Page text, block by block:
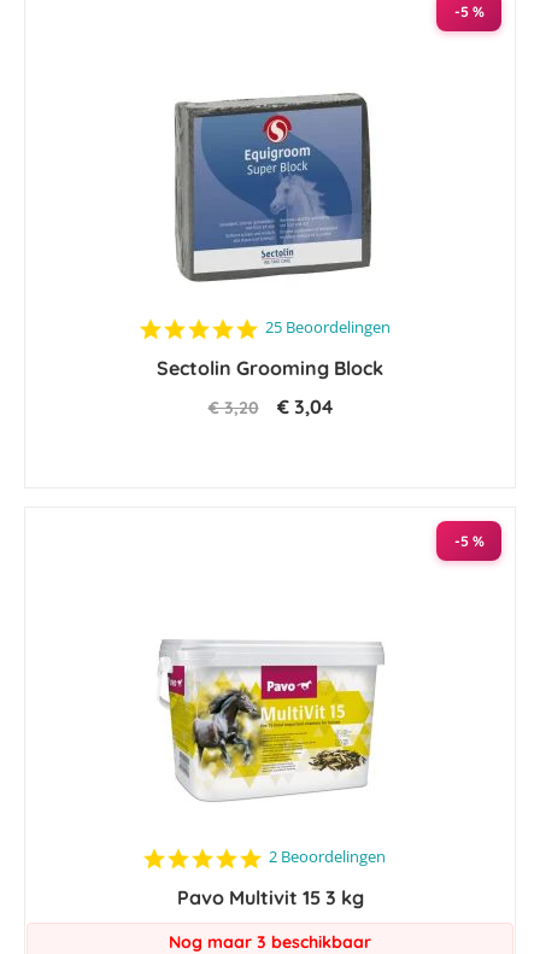
-5 %
4.8
rating
25 Beoordelingen
Sectolin Grooming Block
€ 3,20 € 3,04
-5 %
5.0
rating
2 Beoordelingen
Pavo Multivit 15 3 kg
Nog maar 3 beschikbaar